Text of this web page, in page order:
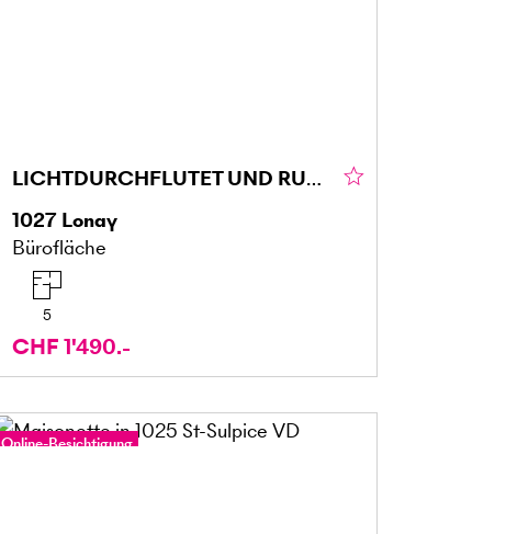
LICHTDURCHFLUTET UND RUHIGE UMGEBUNG
1027 Lonay
Bürofläche
5
CHF 1'490.-
Online-Besichtigung